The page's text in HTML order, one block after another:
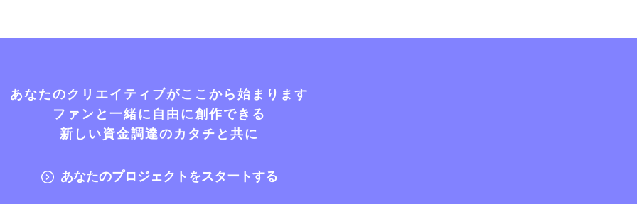
あなたのクリエイティブがここから始まります
ファンと一緒に自由に創作できる
新しい資金調達のカタチと共に
あなたのプロジェクトをスタートする